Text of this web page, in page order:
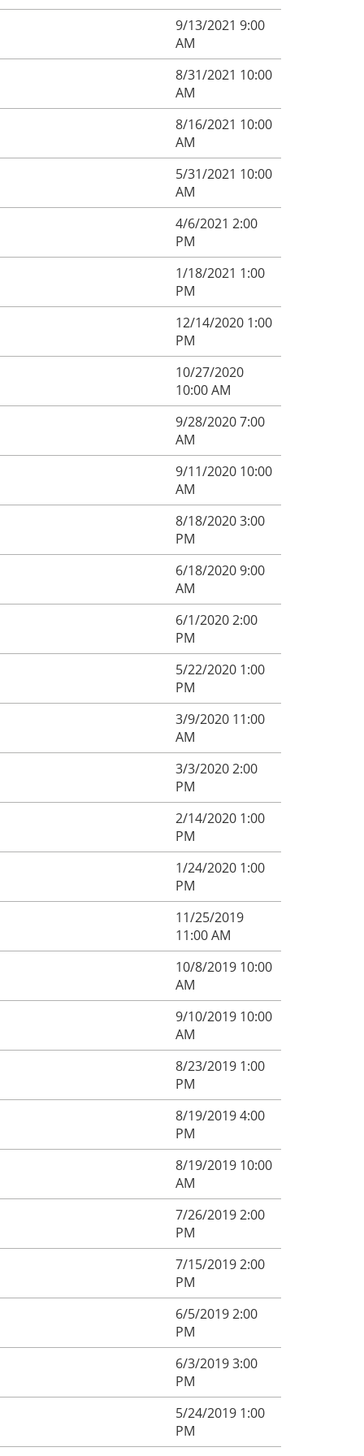
9/13/2021 9:00
AM
8/31/2021 10:00
AM
8/16/2021 10:00
AM
5/31/2021 10:00
AM
4/6/2021 2:00
PM
1/18/2021 1:00
PM
12/14/2020 1:00
PM
10/27/2020
10:00 AM
9/28/2020 7:00
AM
9/11/2020 10:00
AM
8/18/2020 3:00
PM
6/18/2020 9:00
AM
6/1/2020 2:00
PM
5/22/2020 1:00
PM
3/9/2020 11:00
AM
3/3/2020 2:00
PM
2/14/2020 1:00
PM
1/24/2020 1:00
PM
11/25/2019
11:00 AM
10/8/2019 10:00
AM
9/10/2019 10:00
AM
8/23/2019 1:00
PM
8/19/2019 4:00
PM
8/19/2019 10:00
AM
7/26/2019 2:00
PM
7/15/2019 2:00
PM
6/5/2019 2:00
PM
6/3/2019 3:00
PM
5/24/2019 1:00
PM